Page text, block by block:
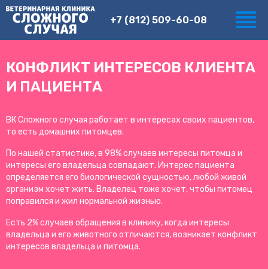
+7 (812) 509-60-08
КОНФЛИКТ ИНТЕРЕСОВ КЛИЕНТА
И ПАЦИЕНТА
ВК Сложного случая работает в интересах своих пациентов,
то есть домашних питомцев.
По нашей статистике, в 98% случаев интересы питомца и
интересы его владельца совпадают. Интерес пациента
определяется его биологической сущностью, любой живой
организм хочет жить. Владелец тоже хочет, чтобы питомец
поправился и жил нормальной жизнью.
Есть 2% случаев обращения в клинику, когда интересы
владельца и его животного отличаются, возникает конфликт
интересов владельца и питомца.